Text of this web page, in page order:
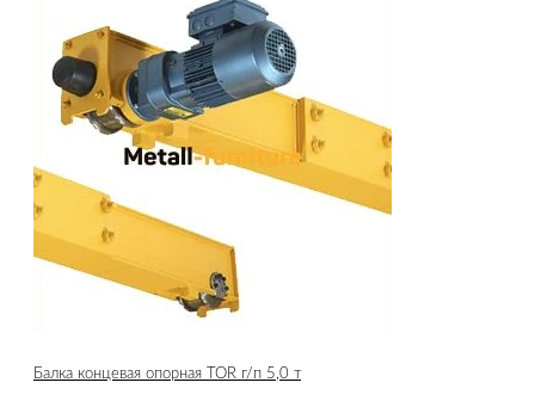
Балка концевая опорная TOR г/п 5,0 т